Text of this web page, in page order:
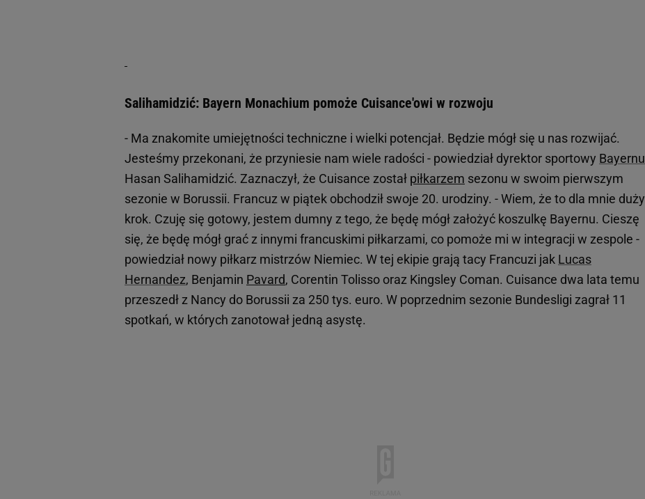
Salihamidzić: Bayern Monachium pomoże Cuisance'owi w rozwoju
- Ma znakomite umiejętności techniczne i wielki potencjał. Będzie mógł się u nas rozwijać.
Jesteśmy przekonani, że przyniesie nam wiele radości - powiedział dyrektor sportowy Bayernu
Hasan Salihamidzić. Zaznaczył, że Cuisance został piłkarzem sezonu w swoim pierwszym
sezonie w Borussii. Francuz w piątek obchodził swoje 20. urodziny. - Wiem, że to dla mnie duży
krok. Czuję się gotowy, jestem dumny z tego, że będę mógł założyć koszulkę Bayernu. Cieszę
się, że będę mógł grać z innymi francuskimi piłkarzami, co pomoże mi w integracji w zespole -
powiedział nowy piłkarz mistrzów Niemiec. W tej ekipie grają tacy Francuzi jak Lucas
Hernandez, Benjamin Pavard, Corentin Tolisso oraz Kingsley Coman. Cuisance dwa lata temu
przeszedł z Nancy do Borussii za 250 tys. euro. W poprzednim sezonie Bundesligi zagrał 11
spotkań, w których zanotował jedną asystę.